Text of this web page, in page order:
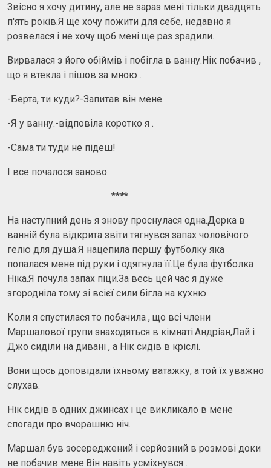
Звісно я хочу дитину, але не зараз мені тільки двадцять
п'ять років.Я ще хочу пожити для себе, недавно я
розвелася і не хочу щоб мені ще раз зрадили.
Вирвалася з його обіймів і побігла в ванну.Нік побачив ,
що я втекла і пішов за мною .
-Берта, ти куди?-Запитав він мене.
-Я у ванну.-відповіла коротко я .
-Сама ти туди не підеш!
І все почалося заново.
****
На наступний день я знову проснулася одна.Дерка в
ванній була відкрита звіти тягнувся запах чоловічого
гелю для душа.Я нацепила першу футболку яка
попалася мене під руки і одягнула її.Це була футболка
Ніка.Я почула запах піци.За весь цей час я дуже
згородніла тому зі всієї сили бігла на кухню.
Коли я спустилася то побачила , що всі члени
Маршалової групи знаходяться в кімнаті.Андріан,Лай і
Джо сиділи на дивані , а Нік сидів в кріслі.
Вони щось доповідали їхньому ватажку, а той їх уважно
слухав.
Нік сидів в одних джинсах і це викликало в мене
спогади про вчорашню ніч.
Маршал був зосереджений і серйозний в розмові доки
не побачив мене.Він навіть усміхнувся .